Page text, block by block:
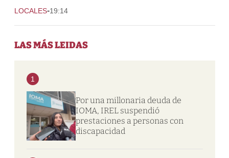
LOCALES-19:14
LAS MÁS LEIDAS
1
Por una millonaria deuda de
IOMA, IREL suspendió
prestaciones a personas con
discapacidad